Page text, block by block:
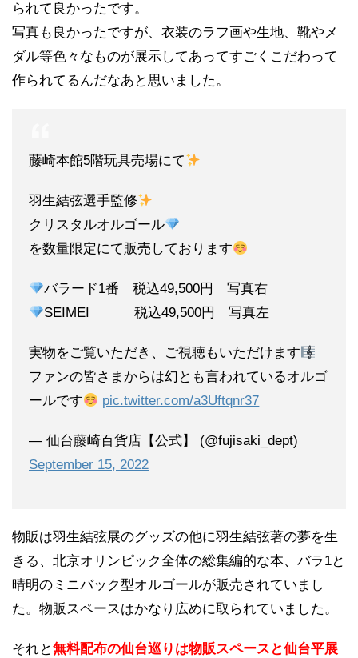
られて良かったです。
写真も良かったですが、衣装のラフ画や生地、靴やメ
ダル等色々なものが展示してあってすごくこだわって
作られてるんだなあと思いました。
藤崎本館5階玩具売場にて
羽生結弦選手監修
クリスタルオルゴール
を数量限定にて販売しております
バラード1番 税込49,500円 写真右
SEIMEI 税込49,500円 写真左
実物をご覧いただき、ご視聴もいただけます
ファンの皆さまからは幻とも言われているオルゴ
ールです
pic.twitter.com/a3Uftqnr37
— 仙台藤崎百貨店【公式】 (@fujisaki_dept)
September 15, 2022
物販は羽生結弦展のグッズの他に羽生結弦著の夢を生
きる、北京オリンピック全体の総集編的な本、バラ1と
晴明のミニバック型オルゴールが販売されていまし
た。物販スペースはかなり広めに取られていました。
それと無料配布の仙台巡りは物販スペースと仙台平展